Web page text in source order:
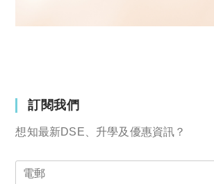
訂閱我們
想知最新DSE、升學及優惠資訊？